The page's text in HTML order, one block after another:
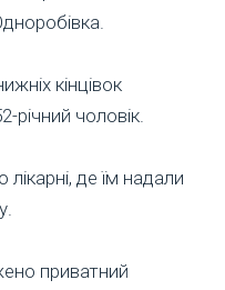
кінцівок
річний чоловік.
де їм надали
приватний